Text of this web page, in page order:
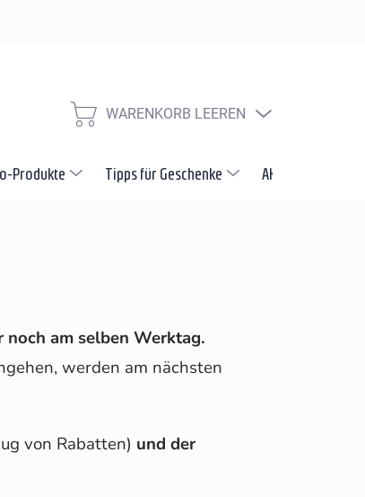
WARENKORB
WARENKORB LEEREN
Produkte Tipps für Geschenke AKTION
am selben Werktag.
werden am nächsten
von Rabatten) und der